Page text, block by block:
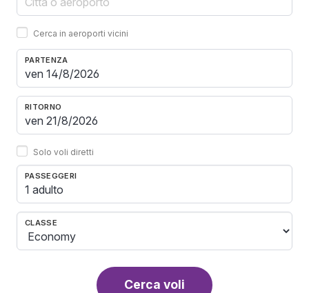
Cerca in aeroporti vicini
PARTENZA
RITORNO
Solo voli diretti
PASSEGGERI
1 adulto
CLASSE
Cerca voli